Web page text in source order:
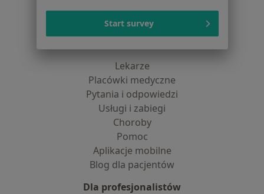
Kontakt
Lekarze
Placówki medyczne
Pytania i odpowiedzi
Usługi i zabiegi
Choroby
Pomoc
Aplikacje mobilne
Blog dla pacjentów
Dla profesjonalistów
Start survey